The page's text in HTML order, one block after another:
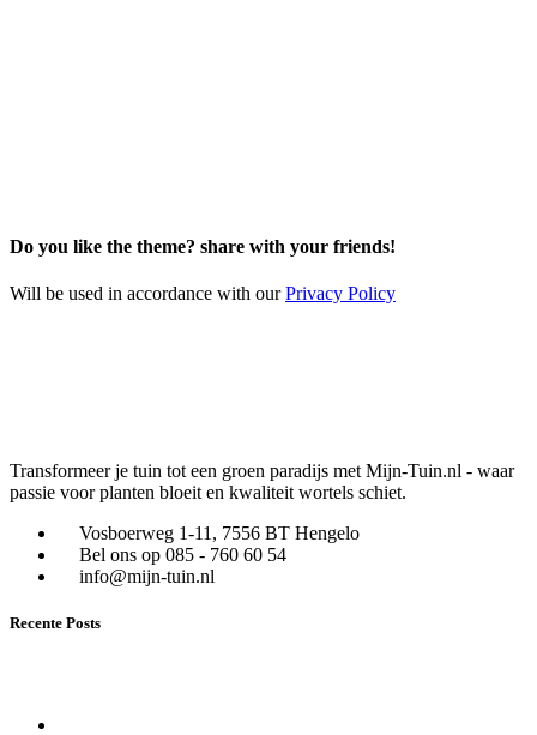
Do you like the theme? share with your friends!
Will be used in accordance with ourPrivacy Policy
Transformeer je tuin tot een groen paradijs met Mijn-Tuin.nl - waar
passie voor planten bloeit en kwaliteit wortels schiet.
Vosboerweg 1-11, 7556 BT Hengelo
Bel ons op 085 - 760 60 54
info@mijn-tuin.nl
Recente Posts